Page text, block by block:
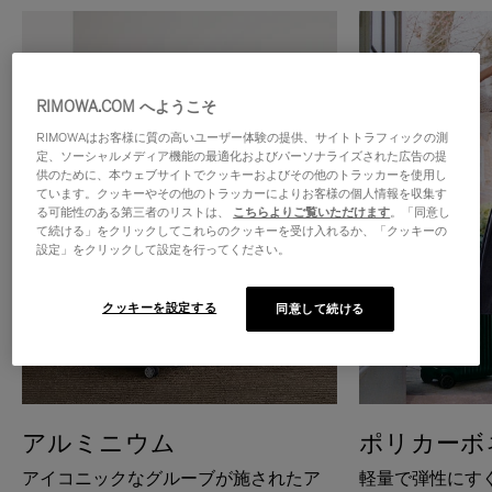
アルミニウム
アイコニックなグルーブが施されたア
ポリカー
軽量で弾性にす
RIMOWA.COM へようこそ
RIMOWAはお客様に質の高いユーザー体験の提供、サイトトラフィックの測
定、ソーシャルメディア機能の最適化およびパーソナライズされた広告の提
供のために、本ウェブサイトでクッキーおよびその他のトラッカーを使用し
ています。クッキーやその他のトラッカーによりお客様の個人情報を収集す
る可能性のある第三者のリストは、 こちらよりご覧いただけます。「同意し
て続ける」をクリックしてこれらのクッキーを受け入れるか、「クッキーの
設定」をクリックして設定を行ってください。
クッキーを設定する 同意して続ける